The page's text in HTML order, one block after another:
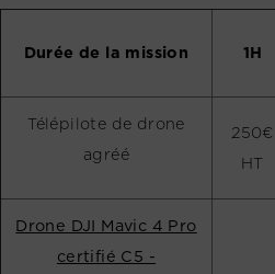
Durée de la mission 1H
Télépilote de drone
agréé
250€
HT
Drone DJI Mavic 4 Pro
certifié C5 -